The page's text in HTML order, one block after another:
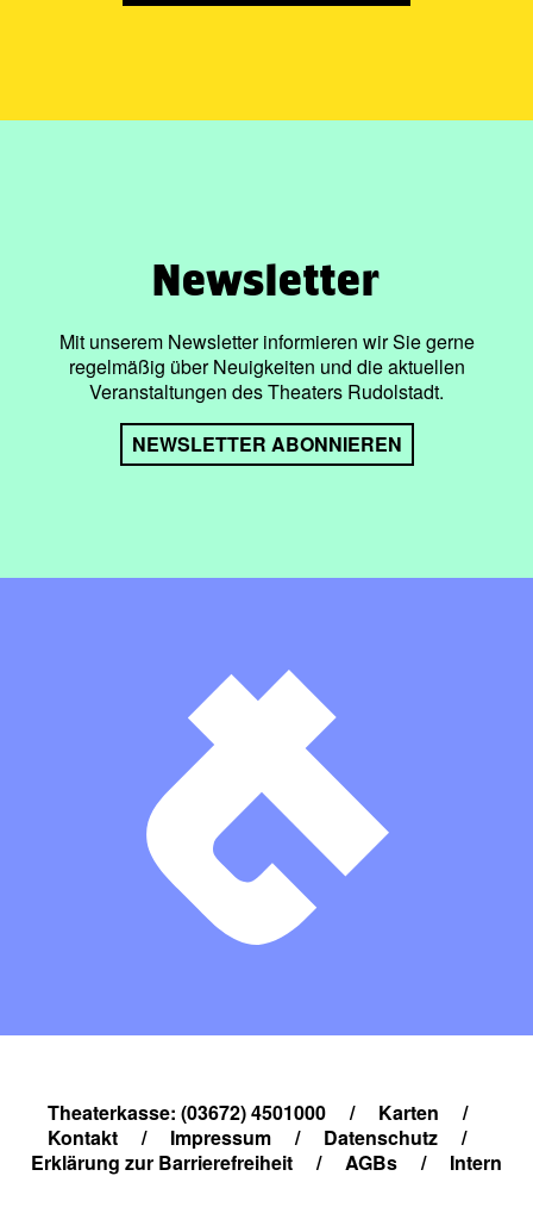
Newsletter
Mit unserem Newsletter informieren wir Sie gerne
regelmäßig über Neuigkeiten und die aktuellen
Veranstaltungen des Theaters Rudolstadt.
NEWSLETTER ABONNIEREN
Theaterkasse: (03672) 4501000 / Karten
/
Kontakt
/ Impressum / Datenschutz
/
Erklärung zur Barrierefreiheit
/ AGBs / Intern